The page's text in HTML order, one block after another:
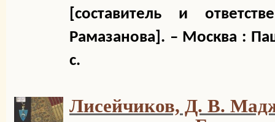
[составитель и
Рамазанова]. – Москва :
с.
Лисейчиков, Д. В.